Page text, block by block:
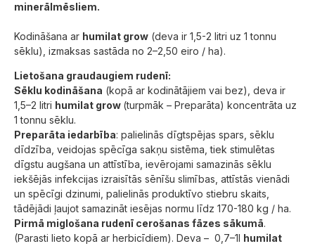
minerālmēsliem.
Kodināšana ar humilat grow (deva ir 1,5-2 litri uz 1 tonnu
sēklu), izmaksas sastāda no 2–2,50 eiro / ha).
Lietošana graudaugiem rudenī:
Sēklu kodināšana (kopā ar kodinātājiem vai bez), deva ir
1,5–2 litri humilat grow (turpmāk – Preparāta) koncentrāta uz
1 tonnu sēklu.
Preparāta iedarbība: palielinās dīgtspējas spars, sēklu
dīdzība, veidojas spēcīga sakņu sistēma, tiek stimulētas
dīgstu augšana un attīstība, ievērojami samazinās sēklu
iekšējās infekcijas izraisītās sēnīšu slimības, attīstās vienādi
un spēcīgi dzinumi, palielinās produktīvo stiebru skaits,
tādējādi ļaujot samazināt iesējas normu līdz 170-180 kg / ha.
Pirmā miglošana rudenī cerošanas fāzes sākumā.
(Parasti lieto kopā ar herbicīdiem). Deva – 0,7–1l humilat